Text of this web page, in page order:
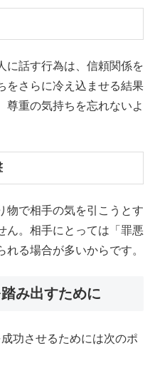
に話す行為は、信頼関係を
をさらに冷え込ませる結果
尊重の気持ちを忘れないよ
物で相手の気を引こうとす
ん。相手にとっては「罪悪
る場合が多いからです。
み出すために
功させるためには次のポ